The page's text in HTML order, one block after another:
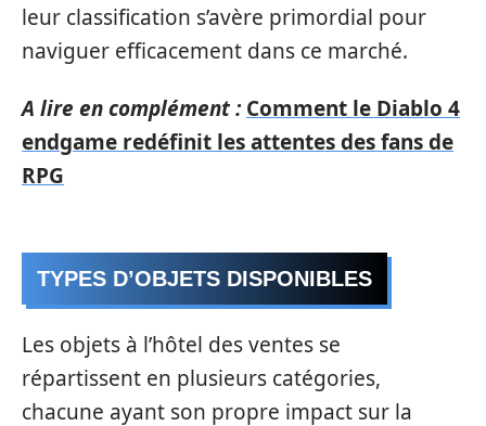
leur classification s’avère primordial pour
naviguer efficacement dans ce marché.
A lire en complément : Comment le Diablo 4
endgame redéfinit les attentes des fans de
RPG
TYPES D’OBJETS DISPONIBLES
Les objets à l’hôtel des ventes se
répartissent en plusieurs catégories,
chacune ayant son propre impact sur la